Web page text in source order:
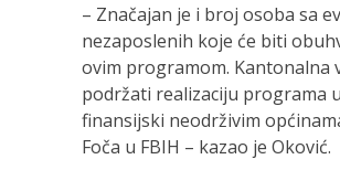
– Značajan je i broj osoba sa
nezaposlenih koje će biti
ovim programom. Kantonalna
podržati realizaciju programa u
finansijski neodrživim
Foča u FBIH – kazao je Oković.